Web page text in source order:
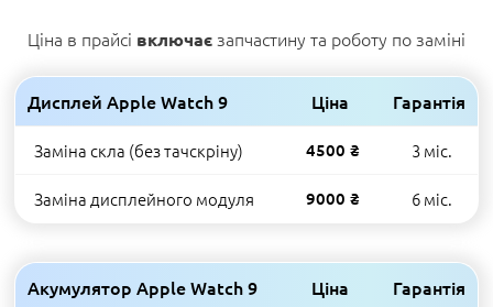
Ціна в прайсі включає запчастину та роботу по заміні
Дисплей Apple Watch 9 Ціна Гарантія
Заміна скла (без тачскріну) 4500 ₴ 3 міс.
Заміна дисплейного модуля 9000 ₴ 6 міс.
Акумулятор Apple Watch 9 Ціна Гарантія